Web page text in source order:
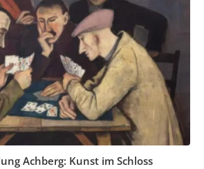
Achberg: Kunst im Schloss